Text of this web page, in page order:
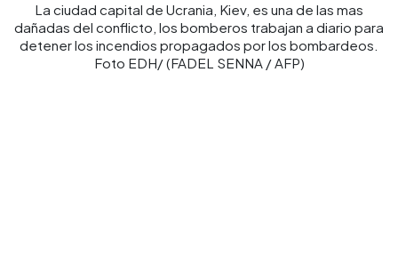
La ciudad capital de Ucrania, Kiev, es una de las mas
dañadas del conflicto, los bomberos trabajan a diario para
detener los incendios propagados por los bombardeos.
Foto EDH/ (FADEL SENNA / AFP)